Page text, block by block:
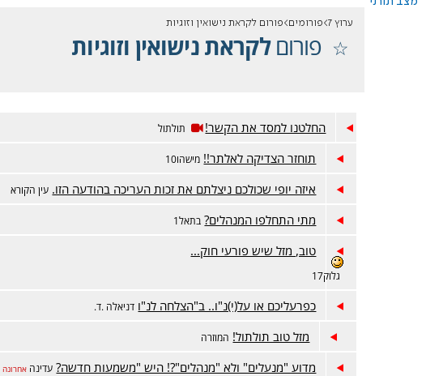
ערוץ 7 פורומים פורום לקראת נישואין וזוגיות
פורוםלקראת נישואין וזוגיות
החלטנו למסד את הקשר! תולתול
תוחזר הצדיקה לאלתר!! מישהו10
איזה יופי שכולכם ניצלתם את זכות העריכה בהודעה הזו. עין הקורא
מתי התחלפו המנהלים? בתאל1
טוב, מזל שיש פורעי חוק...
גלוק17
כפרעליכם או על(י)נ"ו.. ב"הצלחה לנ"ו דניאלה .ד.
מזל טוב תולתול! המוזרה
מדוע "מנעלים" ולא "מנהלים"?! היש "משמעות חדשה? עדינה אחרונה